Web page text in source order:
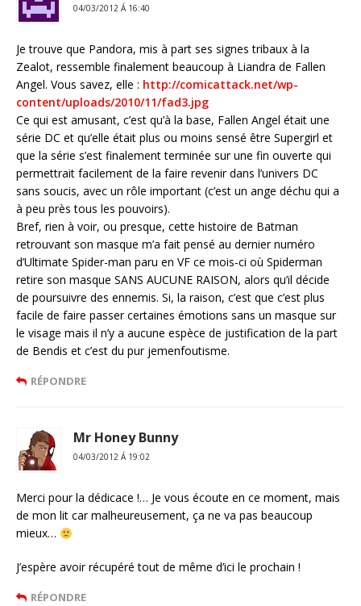
04/03/2012 Á 16:40
Je trouve que Pandora, mis à part ses signes tribaux à la
Zealot, ressemble finalement beaucoup à Liandra de Fallen
Angel. Vous savez, elle : http://comicattack.net/wp-
content/uploads/2010/11/fad3.jpg
Ce qui est amusant, c’est qu’à la base, Fallen Angel était une
série DC et qu’elle était plus ou moins sensé être Supergirl et
que la série s’est finalement terminée sur une fin ouverte qui
permettrait facilement de la faire revenir dans l’univers DC
sans soucis, avec un rôle important (c’est un ange déchu qui a
à peu près tous les pouvoirs).
Bref, rien à voir, ou presque, cette histoire de Batman
retrouvant son masque m’a fait pensé au dernier numéro
d’Ultimate Spider-man paru en VF ce mois-ci où Spiderman
retire son masque SANS AUCUNE RAISON, alors qu’il décide
de poursuivre des ennemis. Si, la raison, c’est que c’est plus
facile de faire passer certaines émotions sans un masque sur
le visage mais il n’y a aucune espèce de justification de la part
de Bendis et c’est du pur jemenfoutisme.
RÉPONDRE
Mr Honey Bunny
04/03/2012 Á 19:02
Merci pour la dédicace !… Je vous écoute en ce moment, mais
de mon lit car malheureusement, ça ne va pas beaucoup
mieux…
J’espère avoir récupéré tout de même d’ici le prochain !
RÉPONDRE